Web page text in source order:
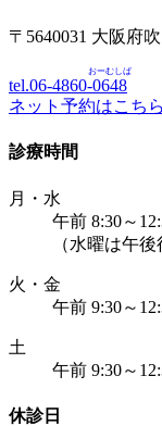
〒5640031 大阪府
tel.06-4860-0648
おーむしば
ネット予約はこち
診療時間
月・水
午前 8:30～
（水曜は午
火・金
午前 9:30～
土
午前 9:30～
休診日